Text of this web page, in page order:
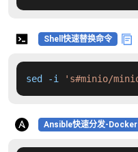
Shell快速替换命令
sed -i 's#minio/
Ansible快速分发-Docker